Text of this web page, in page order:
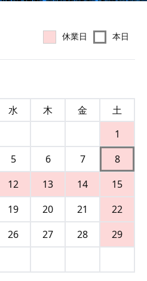
休業日 本日
水 木 金
土
1
5 6 7
8
12 13 14
15
19 20 21
22
26 27 28
29